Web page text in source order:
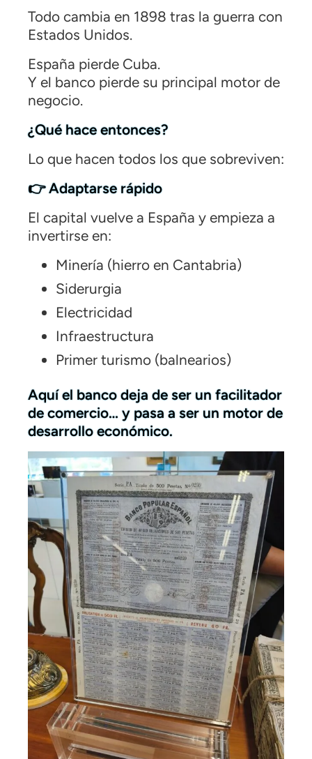
Todo cambia en 1898 tras la guerra con
Estados Unidos.
España pierde Cuba.
Y el banco pierde su principal motor de
negocio.
¿Qué hace entonces?
Lo que hacen todos los que sobreviven:
👉 Adaptarse rápido
El capital vuelve a España y empieza a
invertirse en:
Minería (hierro en Cantabria)
Siderurgia
Electricidad
Infraestructura
Primer turismo (balnearios)
Aquí el banco deja de ser un facilitador
de comercio… y pasa a ser un motor de
desarrollo económico.